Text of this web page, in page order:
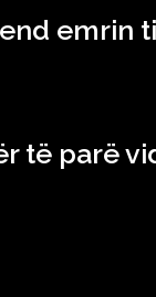
emrin
të parë